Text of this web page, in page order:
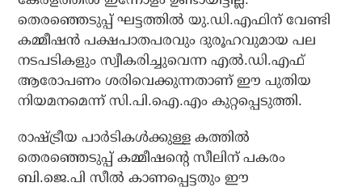
തെരഞ്ഞെടുപ്പ് ഘട്ടത്തില്‍ യു.ഡി.എഫിന് വേണ്ടി
കമ്മീഷന്‍ പക്ഷപാതപരവും ദുരൂഹവുമായ പല
നടപടികളും സ്വീകരിച്ചുവെന്ന എല്‍.ഡി.എഫ്
ആരോപണം ശരിവെക്കുന്നതാണ് ഈ പുതിയ
നിയമനമെന്ന് സി.പി.ഐ.എം കുറ്റപ്പെടുത്തി.
രാഷ്ട്രീയ പാര്‍ടികള്‍ക്കുള്ള കത്തില്‍
തെരഞ്ഞെടുപ്പ് കമ്മീഷന്റെ സീലിന് പകരം
ബി.ജെ.പി സീല്‍ കാണപ്പെട്ടതും ഈ